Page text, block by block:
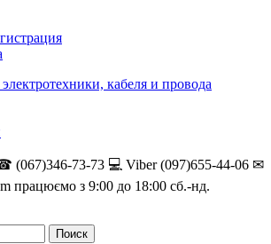
(067)346-73-73 💻 Viber (097)655-44-06 ✉
працюємо з 9:00 до 18:00 сб.-нд.